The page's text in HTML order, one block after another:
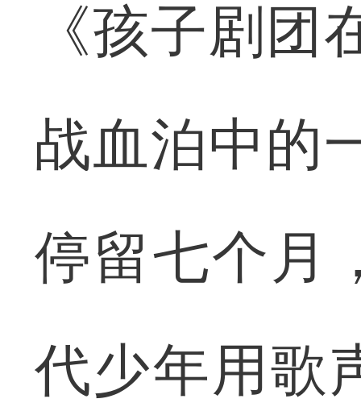
《孩子剧
战血泊中的
停留七个月
代少年用歌